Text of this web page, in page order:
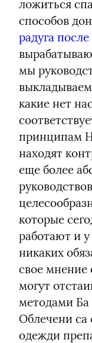
ложиться
способов
радуга
мы
какие нет
принципам
находят
еще более
которые
работают и
никаких
свое мнение
могут
методами Ба
Облечени са
одежди